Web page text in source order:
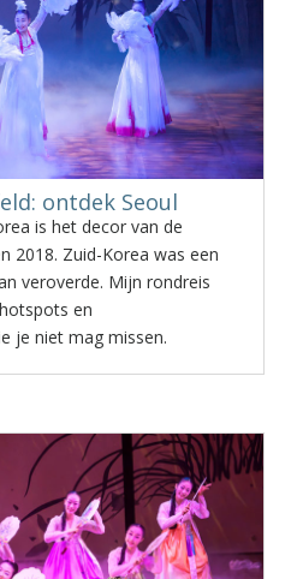
ontdek Seoul
is het decor van de
2018. Zuid-Korea was een
veroverde. Mijn rondreis
en
je niet mag missen.